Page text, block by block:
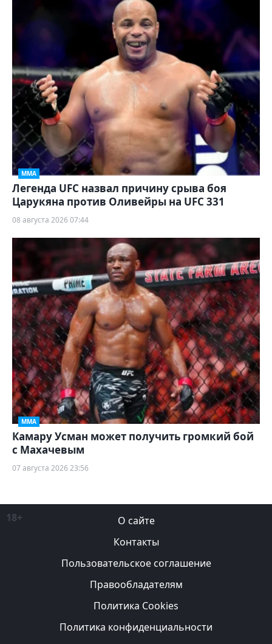
ММА
Легенда UFC назвал причину срыва боя
Царукяна против Оливейры на UFC 331
08 августа 2026 07:44
ММА
Камару Усман может получить громкий бой
с Махачевым
07 августа 2026 23:56
18+
О сайте
Контакты
Пользовательское соглашение
Правообладателям
Политика Cookies
Политика конфиденциальности